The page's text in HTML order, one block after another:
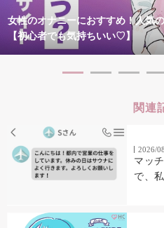
女性のオナニーにおすすめ！人気
【初心者でも気持ちいい♡】
関連
2026/
マッ
で、